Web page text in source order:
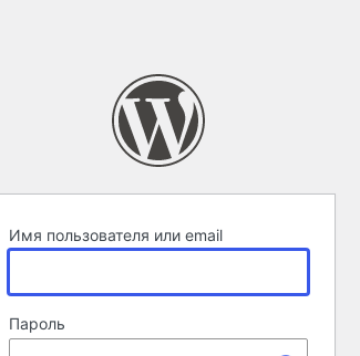
Имя пользователя или email
Пароль